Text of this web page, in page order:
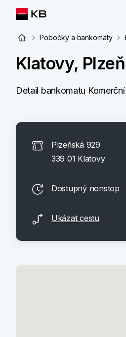
Pobočky a bankomaty
Klatovy,
Detail bankomatu
Plzeňská 929
339 01 Klatovy
Dostupný nonstop
Ukázat cestu